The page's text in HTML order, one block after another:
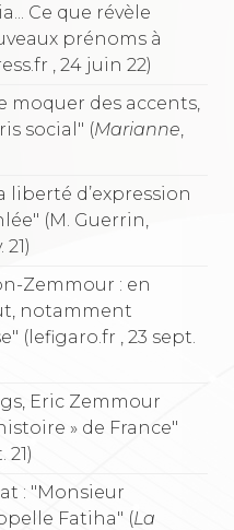
Ce que révèle
prénoms à
, 24 juin 22)
moquer des accents,
social" (Marianne
liberté d’expression
(M. Guerrin,
Zemmour : en
notamment
(lefigaro.fr , 23 sept.
Eric Zemmour
» de France"
21)
: "Monsieur
Fatiha" (La